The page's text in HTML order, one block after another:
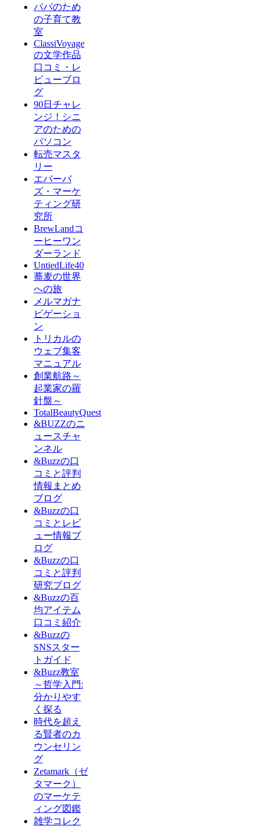
パパのため
の子育て教
室
ClassiVoyage
の文学作品
口コミ・レ
ビューブロ
グ
90日チャレ
ンジ！シニ
アのための
パソコン
転売マスタ
リー
エバーバ
ズ・マーケ
ティング研
究所
BrewLandコ
ーヒーワン
ダーランド
UntiedLife40
蕎麦の世界
への旅
メルマガナ
ビゲーショ
ン
トリカルの
ウェブ集客
マニュアル
創業航路～
起業家の羅
針盤～
TotalBeautyQuest
&BUZZのニ
ュースチャ
ンネル
&Buzzの口
コミと評判
情報まとめ
ブログ
&Buzzの口
コミとレビ
ュー情報ブ
ログ
&Buzzの口
コミと評判
研究ブログ
&Buzzの百
均アイテム
口コミ紹介
&Buzzの
SNSスター
トガイド
&Buzz教室
～哲学入門:
分かりやす
く探る
時代を超え
る賢者のカ
ウンセリン
グ
Zetamark（ゼ
タマーク）
のマーケテ
ィング図鑑
雑学コレク